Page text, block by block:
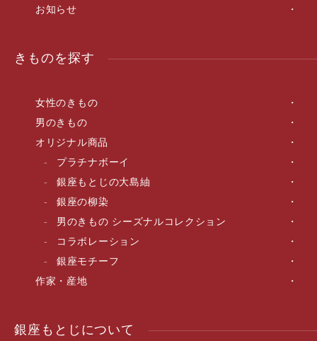
お知らせ
きものを探す
女性のきもの
男のきもの
オリジナル商品
プラチナボーイ
銀座もとじの大島紬
銀座の柳染
男のきもの シーズナルコレクション
コラボレーション
銀座モチーフ
作家・産地
銀座もとじについて